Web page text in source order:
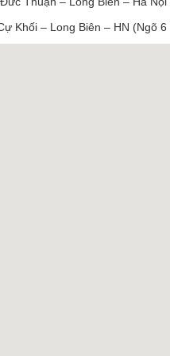
Khối – Long Biên – HN (Ngõ 6